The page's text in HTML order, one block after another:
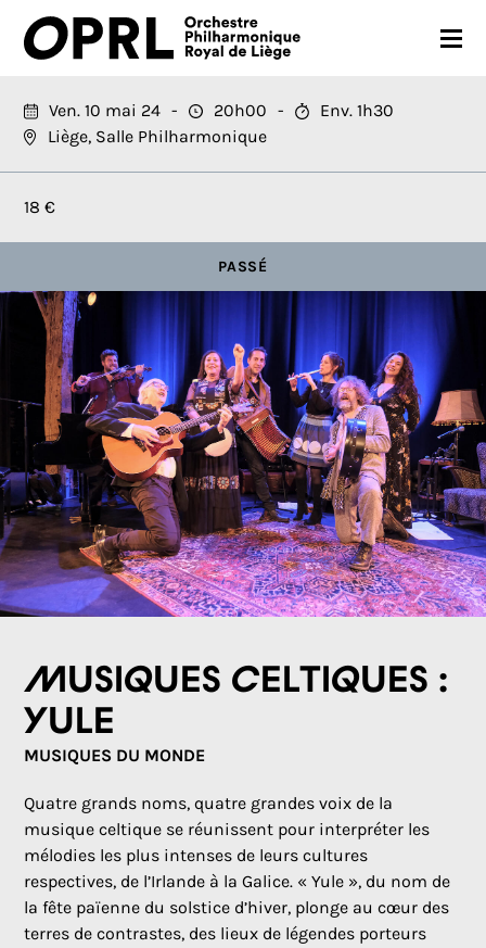
CONCERTS
SAISON 26-27
JEUNES PUBLICS
OPRL
EN PRATIQUE
MÉDIAS
NOUS SOUTENIR
FR EN
Ven. 10 mai 24 20h00
Env. 1h30
Liège, Salle Philharmonique
18 €
PASSÉ
Musiques celtiques :
Yule
MUSIQUES DU MONDE
Quatre grands noms, quatre grandes voix de la
musique celtique se réunissent pour interpréter les
mélodies les plus intenses de leurs cultures
respectives, de l’Irlande à la Galice. « Yule », du nom de
la fête païenne du solstice d’hiver, plonge au cœur des
terres de contrastes, des lieux de légendes porteurs